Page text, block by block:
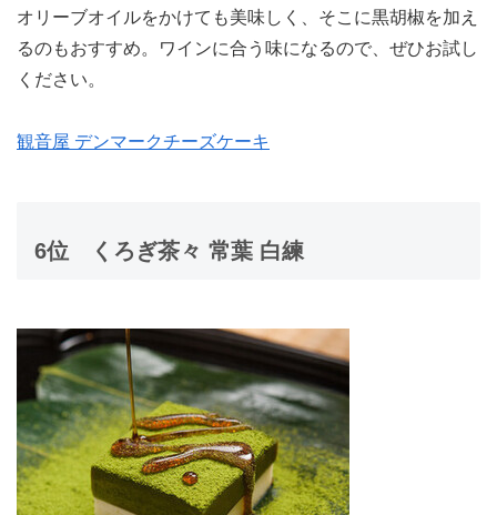
オリーブオイルをかけても美味しく、そこに黒胡椒を加え
るのもおすすめ。ワインに合う味になるので、ぜひお試し
ください。
観音屋 デンマークチーズケーキ
6位 くろぎ茶々 常葉 白練